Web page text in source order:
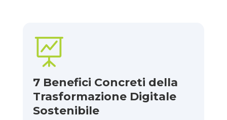

7 Benefici Concreti della
Trasformazione Digitale
Sostenibile